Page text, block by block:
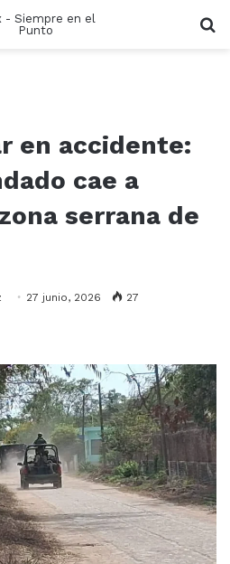
en accidente:
cae a
serrana de
27 junio, 2026 27